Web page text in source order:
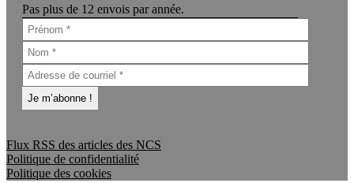
Pas plus de 12 envois par année.
Flux RSS des articles des NCS
Politique de confidentialité
Politique des cookies